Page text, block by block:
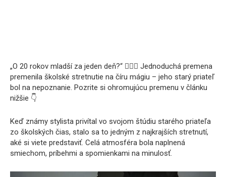
„O 20 rokov mladší za jeden deň?“ 💇‍♀️✨ Jednoduchá premena
premenila školské stretnutie na číru mágiu – jeho starý priateľ
bol na nepoznanie. Pozrite si ohromujúcu premenu v článku
nižšie 👇
Keď známy stylista privítal vo svojom štúdiu starého priateľa
zo školských čias, stalo sa to jedným z najkrajších stretnutí,
aké si viete predstaviť. Celá atmosféra bola naplnená
smiechom, príbehmi a spomienkami na minulosť.